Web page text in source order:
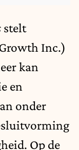
stelt
Inc.)
kan
en
onder
Op de